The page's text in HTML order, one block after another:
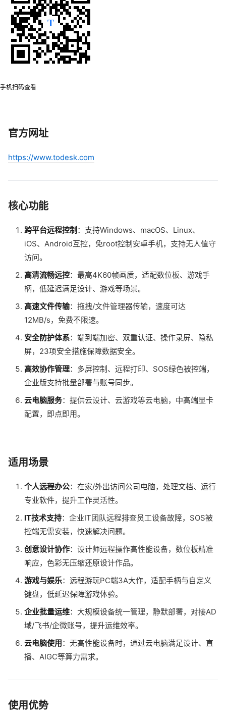
手机扫码查看
官方网址
https://www.todesk.com
核心功能
跨平台远程控制 ：支持Windows、macOS、Linux、
iOS、Android互控，免root控制安卓手机，支持无人值守
访问。
高清流畅远控：最高4K60帧画质，适配数位板、游戏手
柄，低延迟满足设计、游戏等场景。
高速文件传输：拖拽/文件管理器传输，速度可达
12MB/s，免费不限速。
安全防护体系：端到端加密、双重认证、操作录屏、隐私
屏，23项安全措施保障数据安全。
高效协作管理：多屏控制、远程打印、SOS绿色被控端，
企业版支持批量部署与账号同步。
云电脑服务：提供云设计、云游戏等云电脑，中高端显卡
配置，即点即用。
适用场景
个人远程办公：在家/外出访问公司电脑，处理文档、运行
专业软件，提升工作灵活性。
IT技术支持：企业IT团队远程排查员工设备故障，SOS被
控端无需安装，快速解决问题。
创意设计协作：设计师远程操作高性能设备，数位板精准
响应，色彩无压缩还原设计作品。
游戏与娱乐：远程游玩PC端3A大作，适配手柄与自定义
键盘，低延迟保障游戏体验。
企业批量运维：大规模设备统一管理，静默部署，对接AD
域/飞书/企微账号，提升运维效率。
云电脑使用：无高性能设备时，通过云电脑满足设计、直
播、AIGC等算力需求。
使用优势